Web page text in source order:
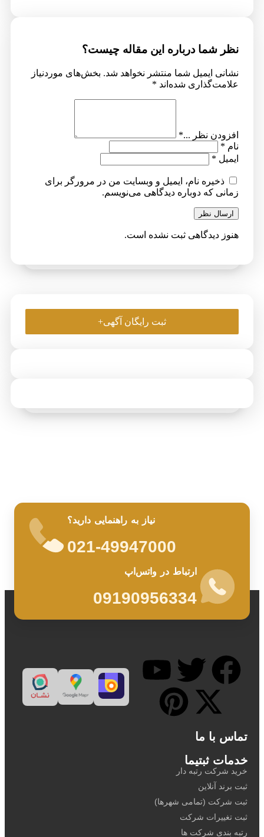
نظر شما درباره این مقاله چیست؟
نشانی ایمیل شما منتشر نخواهد شد. بخش‌های موردنیاز
علامت‌گذاری شده‌اند *
افزودن نظر ...*
نام *
ایمیل *
ذخیره نام، ایمیل و وبسایت من در مرورگر برای
زمانی که دوباره دیدگاهی می‌نویسم.
ارسال نظر
هنوز دیدگاهی ثبت نشده است.
ثبت رایگان آگهی+
نیاز به راهنمایی دارید؟
021-49947000
ارتباط در واتس‌اپ
09190956334
تماس با ما
خدمات ثبتیما
خرید شرکت رتبه دار
ثبت برند آنلاین
ثبت شرکت (تمامی شهرها)
ثبت تغییرات شرکت
رتبه بندی شرکت ها